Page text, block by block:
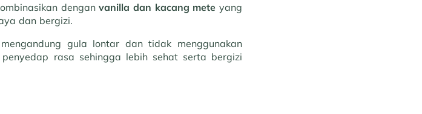
denganvanilla dan kacang mete yang
dan bergizi.
mengandung gula lontar dan tidak menggunakan
rasa sehingga lebih sehat serta bergizi